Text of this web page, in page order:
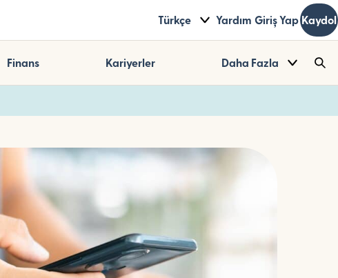
Türkçe Yardım Giriş Yap Kaydol
Finans Kariyerler Daha Fazla